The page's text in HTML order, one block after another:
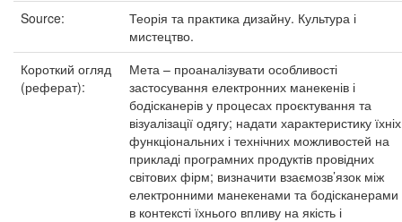
Source:
Теорія та практика дизайну. Культура і
мистецтво.
Короткий огляд
(реферат):
Мета – проаналізувати особливості
застосування електронних манекенів і
бодісканерів у процесах проєктування та
візуалізації одягу; надати характеристику їхніх
функціональних і технічних можливостей на
прикладі програмних продуктів провідних
світових фірм; визначити взаємозв’язок між
електронними манекенами та бодісканерами
в контексті їхнього впливу на якість і